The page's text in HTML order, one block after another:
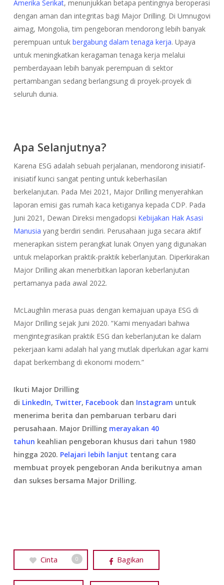
Amerika Serikat, menunjukkan betapa pentingnya beroperasi
dengan aman dan integritas bagi Major Drilling. Di Umnugovi
aimag, Mongolia, tim pengeboran mendorong lebih banyak
perempuan untuk bergabung dalam tenaga kerja. Upaya
untuk meningkatkan keragaman tenaga kerja melalui
pemberdayaan lebih banyak perempuan di sektor
pertambangan sedang berlangsung di proyek-proyek di
seluruh dunia.
Apa Selanjutnya?
Karena ESG adalah sebuah perjalanan, mendorong inisiatif-
inisiatif kunci sangat penting untuk keberhasilan
berkelanjutan. Pada Mei 2021, Major Drilling menyerahkan
laporan emisi gas rumah kaca ketiganya kepada CDP. Pada
Juni 2021, Dewan Direksi mengadopsi Kebijakan Hak Asasi
Manusia yang berdiri sendiri. Perusahaan juga secara aktif
menerapkan sistem perangkat lunak Onyen yang digunakan
untuk melaporkan praktik-praktik keberlanjutan. Diperkirakan
Major Drilling akan menerbitkan laporan keberlanjutan
pertamanya pada awal 2022.
McLaughlin merasa puas dengan kemajuan upaya ESG di
Major Drilling sejak Juni 2020. “Kami menyadari bahwa
mengintegrasikan praktik ESG dan keberlanjutan ke dalam
pekerjaan kami adalah hal yang mutlak diperlukan agar kami
dapat berkembang di ekonomi modern.”
Ikuti Major Drilling
di LinkedIn, Twitter, Facebook dan Instagram untuk
menerima berita dan pembaruan terbaru dari
perusahaan. Major Drilling merayakan 40
tahun keahlian pengeboran khusus dari tahun 1980
hingga 2020. Pelajari lebih lanjut tentang cara
membuat proyek pengeboran Anda berikutnya aman
dan sukses bersama Major Drilling.
Cinta 0 Bagikan